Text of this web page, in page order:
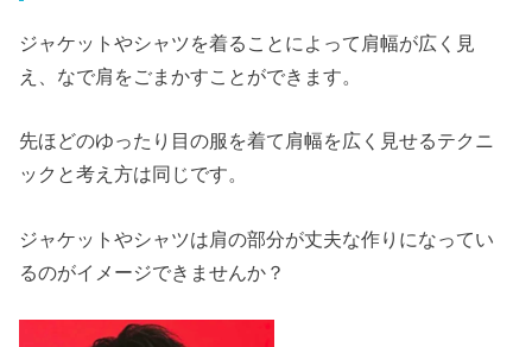
ジャケットやシャツを着ることによって肩幅が広く見
え、なで肩をごまかすことができます。
先ほどのゆったり目の服を着て肩幅を広く見せるテクニ
ックと考え方は同じです。
ジャケットやシャツは肩の部分が丈夫な作りになってい
るのがイメージできませんか？